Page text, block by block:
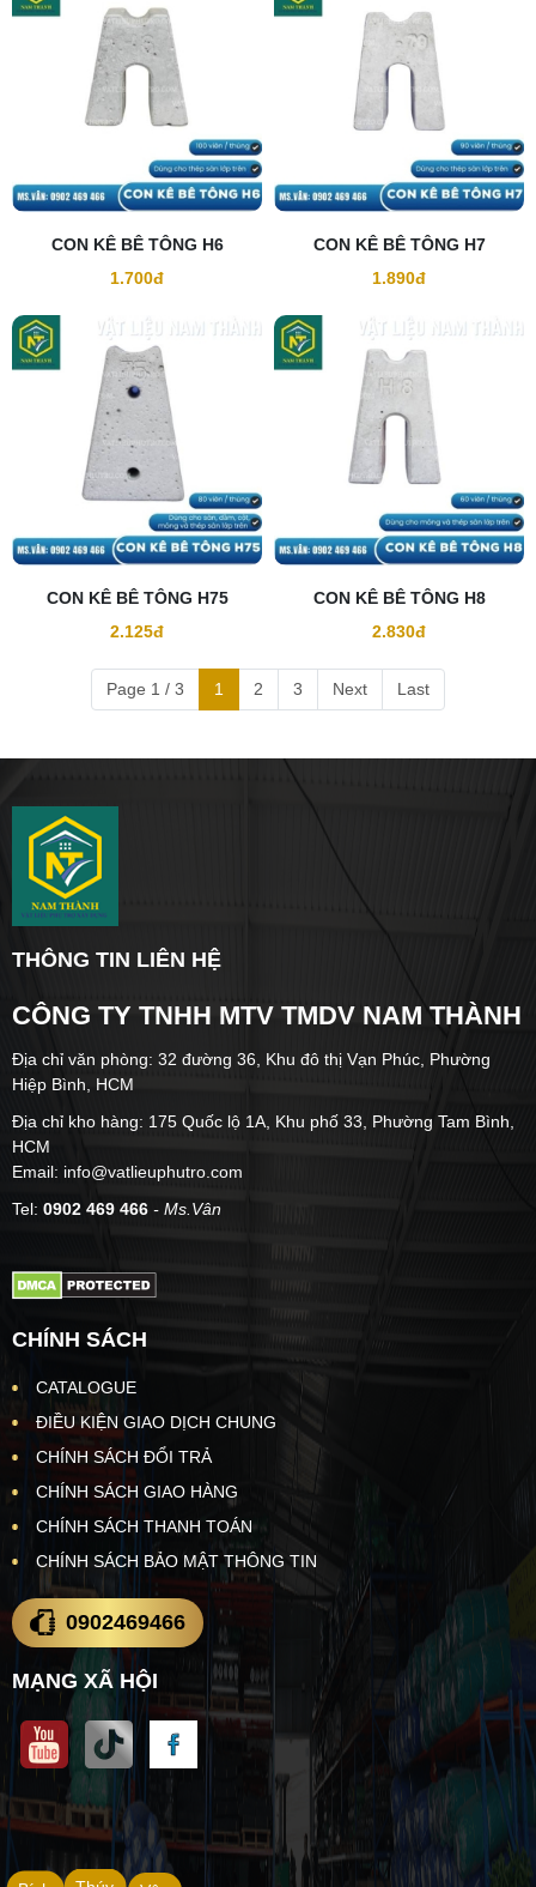
CON KÊ BÊ TÔNG H6
1.700đ
CON KÊ BÊ TÔNG H7
1.890đ
CON KÊ BÊ TÔNG H75
2.125đ
CON KÊ BÊ TÔNG H8
2.830đ
Page 1 / 3 1 2 3 Next Last
THÔNG TIN LIÊN HỆ
CÔNG TY TNHH MTV TMDV NAM THÀNH
Địa chỉ văn phòng: 32 đường 36, Khu đô thị Vạn Phúc, Phường
Hiệp Bình, HCM
Địa chỉ kho hàng: 175 Quốc lộ 1A, Khu phố 33, Phường Tam Bình,
HCM
Email: info@vatlieuphutro.com
Tel: 0902 469 466 - Ms.Vân
CHÍNH SÁCH
CATALOGUE
ĐIỀU KIỆN GIAO DỊCH CHUNG
CHÍNH SÁCH ĐỔI TRẢ
CHÍNH SÁCH GIAO HÀNG
CHÍNH SÁCH THANH TOÁN
CHÍNH SÁCH BẢO MẬT THÔNG TIN
0902469466
MẠNG XÃ HỘI